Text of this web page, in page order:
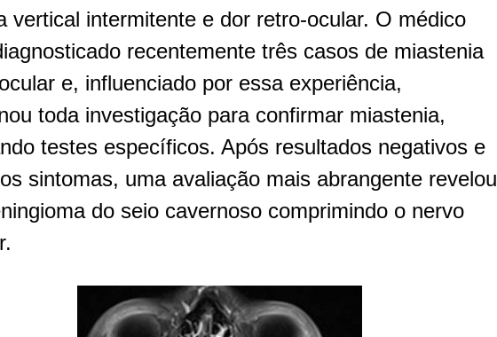
vertical intermitente e dor retro-ocular. O médico
recentemente três casos de miastenia
e, influenciado por essa experiência,
toda investigação para confirmar miastenia,
testes específicos. Após resultados negativos e
sintomas, uma avaliação mais abrangente revelou
do seio cavernoso comprimindo o nervo